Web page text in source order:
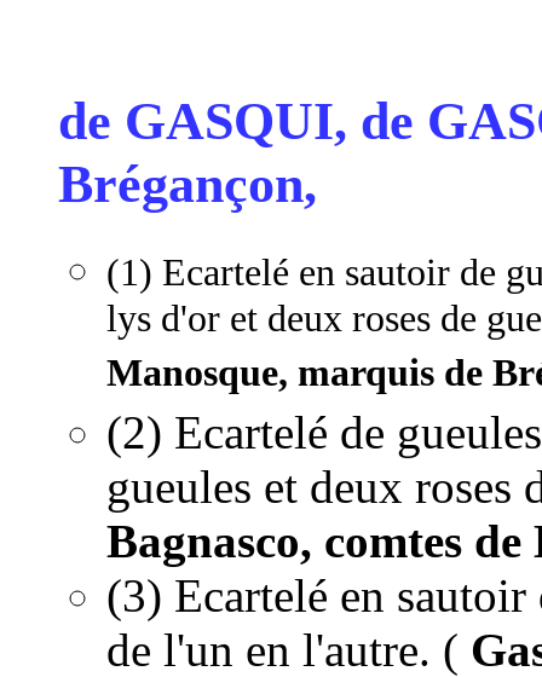
de GASQUI, de
Brégançon,
(1) Ecartelé en sautoir de
lys d'or et deux roses de
Manosque, marquis de
(2) Ecartelé de
gueules et deux roses
Bagnasco, comtes
(3) Ecartelé en sautoir
de l'un en l'autre. (